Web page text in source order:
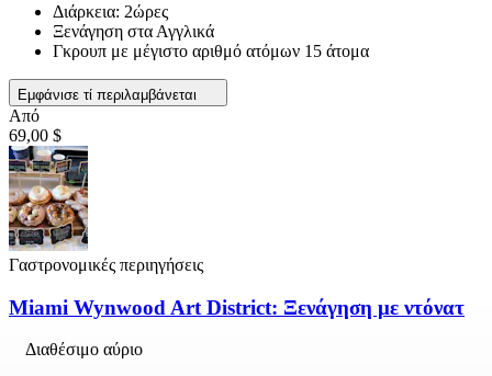
Διάρκεια: 2ώρες
Ξενάγηση στα Αγγλικά
Γκρουπ με μέγιστο αριθμό ατόμων 15 άτομα
Εμφάνισε τί περιλαμβάνεται
Από
69,00 $
Γαστρονομικές περιηγήσεις
Miami Wynwood Art District: Ξενάγηση με ντόνατ
Διαθέσιμο αύριο